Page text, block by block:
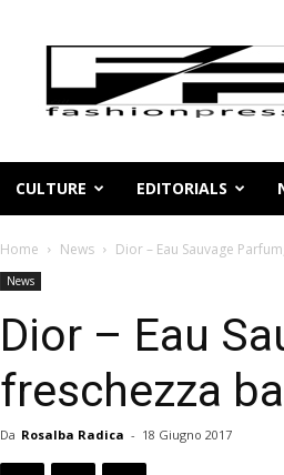
Magazine
moda
online
FashionPress.it
CULTURE
EDITORIALS
Home News Dior – Eau Sauvage
News
Dior – Eau
freschezza
Da Rosalba Radica - 18 Giugno 2017